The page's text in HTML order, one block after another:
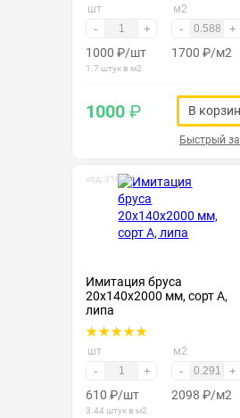
шт
- +
1000 ₽/шт
1.7 штук в м2
м2
- +
1700 ₽/м2
1000 ₽ В
Быстрый
код: 316001
Имитация бруса
20х140х2000 мм, сорт А,
липа
шт
- +
610 ₽/шт
3.44 штук в м2
м2
- +
2098 ₽/м2